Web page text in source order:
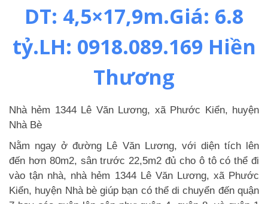
DT: 4,5×17,9m.Giá: 6.8
tỷ.LH: 0918.089.169 Hiền
Thương
Nhà hẻm 1344 Lê Văn Lương, xã Phước Kiển, huyện
Nhà Bè
Nằm ngay ở đường Lê Văn Lương, với diện tích lên
đến hơn 80m2, sân trước 22,5m2 đủ cho ô tô có thể đi
vào tận nhà, nhà hẻm 1344 Lê Văn Lương, xã Phước
Kiển, huyện Nhà bè giúp bạn có thể di chuyển đến quận